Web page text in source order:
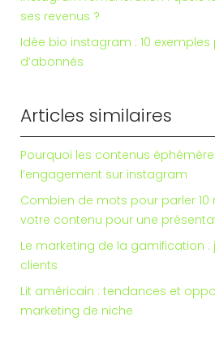
ses revenus ?
Idée bio instagram : 10
d’abonnés
Articles similaires
Pourquoi les contenus
l’engagement sur instagram
Combien de mots pour parler 10
votre contenu pour une
Le marketing de la gamification :
clients
Lit américain : tendances et
marketing de niche